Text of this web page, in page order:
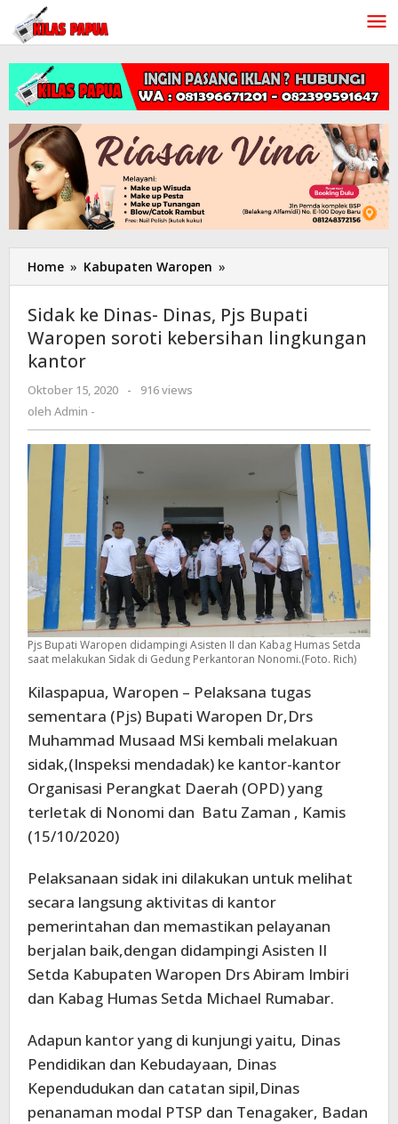
Lewati
konten
Home » Kabupaten Waropen »
ke
Dinas-
Dinas,
Pjs
lingkungan
Sidak ke Dinas- Dinas, Pjs Bupati
Waropen soroti kebersihan lingkungan
kantor
Oktober 15, 2020
oleh
-
916 views
oleh Admin -
Pjs Bupati Waropen didampingi Asisten II dan Kabag Humas Setda
saat melakukan Sidak di Gedung Perkantoran Nonomi.(Foto. Rich)
Kilaspapua, Waropen – Pelaksana tugas
sementara (Pjs) Bupati Waropen Dr,Drs
Muhammad Musaad MSi kembali melakuan
sidak,(Inspeksi mendadak) ke kantor-kantor
Organisasi Perangkat Daerah (OPD) yang
terletak di Nonomi dan Batu Zaman , Kamis
(15/10/2020)
Pelaksanaan sidak ini dilakukan untuk melihat
secara langsung aktivitas di kantor
pemerintahan dan memastikan pelayanan
berjalan baik,dengan didampingi Asisten II
Setda Kabupaten Waropen Drs Abiram Imbiri
dan Kabag Humas Setda Michael Rumabar.
Adapun kantor yang di kunjungi yaitu, Dinas
Pendidikan dan Kebudayaan, Dinas
Kependudukan dan catatan sipil,Dinas
penanaman modal PTSP dan Tenagaker, Badan